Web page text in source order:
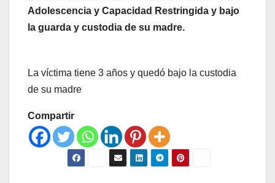
Adolescencia y Capacidad Restringida y bajo
la guarda y custodia de su madre.
La víctima tiene 3 años y quedó bajo la custodia
de su madre
Compartir